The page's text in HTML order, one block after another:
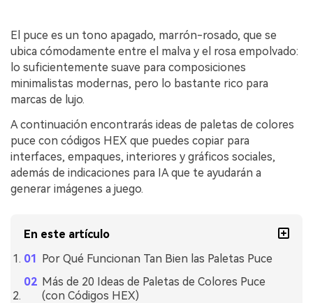
El puce es un tono apagado, marrón-rosado, que se
ubica cómodamente entre el malva y el rosa empolvado:
lo suficientemente suave para composiciones
minimalistas modernas, pero lo bastante rico para
marcas de lujo.
A continuación encontrarás ideas de paletas de colores
puce con códigos HEX que puedes copiar para
interfaces, empaques, interiores y gráficos sociales,
además de indicaciones para IA que te ayudarán a
generar imágenes a juego.
En este artículo
Por Qué Funcionan Tan Bien las Paletas Puce
Más de 20 Ideas de Paletas de Colores Puce
(con Códigos HEX)